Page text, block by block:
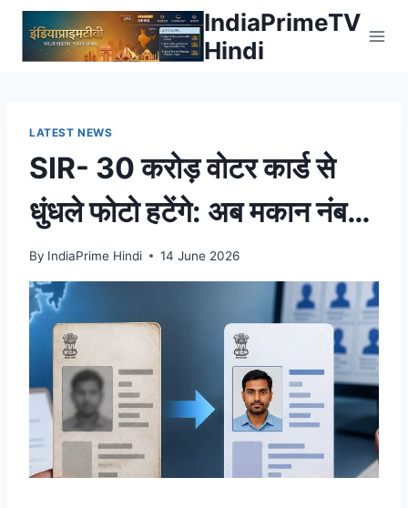
Skip
content
IndiaPrimeTV
Hindi
LATEST NEWS
SIR- 30 करोड़ वोटर कार्ड से
धुंधले फोटो हटेंगे: अब मकान नंबर
की जगह ‘00’ नहीं लिखा जाएगा,
पता दर्ज होगा
By IndiaPrime Hindi 14 June 2026